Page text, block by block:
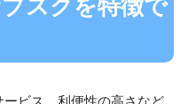
スクを特徴で